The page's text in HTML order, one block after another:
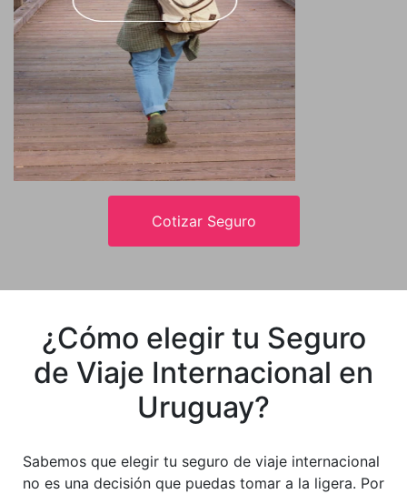
Cotizar Seguro
¿Cómo elegir tu Seguro
de Viaje Internacional en
Uruguay?
Sabemos que elegir tu seguro de viaje internacional
no es una decisión que puedas tomar a la ligera. Por